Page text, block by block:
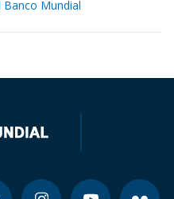
Banco Mundial